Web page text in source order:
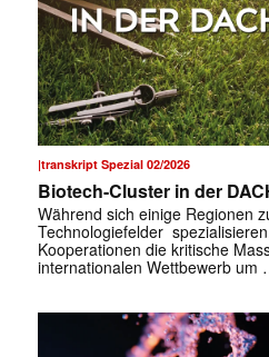
|transkript Spezial 02/2026
Biotech-Cluster in der
Während sich einige Regionen
Technologiefelder
Kooperationen die kritische
internationalen Wettbewerb um